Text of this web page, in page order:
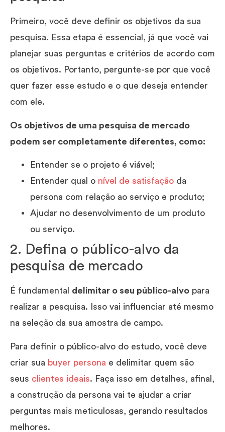
Primeiro, você deve definir os objetivos da sua
pesquisa. Essa etapa é essencial, já que você vai
planejar suas perguntas e critérios de acordo com
os objetivos. Portanto, pergunte-se por que você
quer fazer esse estudo e o que deseja entender
com ele.
Os objetivos de uma pesquisa de mercado
podem ser completamente diferentes, como:
Entender se o projeto é viável;
Entender qual o nível de satisfação da
persona com relação ao serviço e produto;
Ajudar no desenvolvimento de um produto
ou serviço.
2. Defina o público-alvo da
pesquisa de mercado
É fundamental delimitar o seu público-alvo para
realizar a pesquisa. Isso vai influenciar até mesmo
na seleção da sua amostra de campo.
Para definir o público-alvo do estudo, você deve
criar sua buyer persona e delimitar quem são
seus clientes ideais. Faça isso em detalhes, afinal,
a construção da persona vai te ajudar a criar
perguntas mais meticulosas, gerando resultados
melhores.